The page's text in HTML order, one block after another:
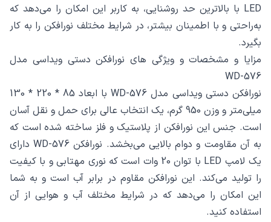
LED با بالاترین حد روشنایی، به کاربر این امکان را می‌دهد که
به‌راحتی و با اطمینان بیشتر، در شرایط مختلف نورافکن را به کار
بگیرد.
مزایا و مشخصات و ویژگی های نورافکن دستی ویداسی مدل
WD-576
نورافکن دستی ویداسی مدل WD-576 با ابعاد 85 * 220 * 130
میلی‌متر و وزن 950 گرم، یک انتخاب عالی برای حمل و نقل آسان
است. جنس این نورافکن از پلاستیک و فلز ساخته شده است که
به آن مقاومت و دوام بالایی می‌بخشد. نورافکن WD-576 دارای
یک لامپ LED با توان 20 وات است که نوری مهتابی و با کیفیت
را تولید می‌کند. این نورافکن مقاوم در برابر آب است و به شما
این امکان را می‌دهد که در شرایط مختلف آب و هوایی از آن
استفاده کنید.